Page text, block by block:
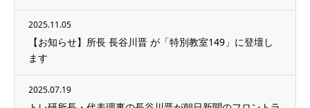
2025.11.05
【お知らせ】所長 長谷川晋 が「特別教室149」に登壇し
ます
2025.07.19